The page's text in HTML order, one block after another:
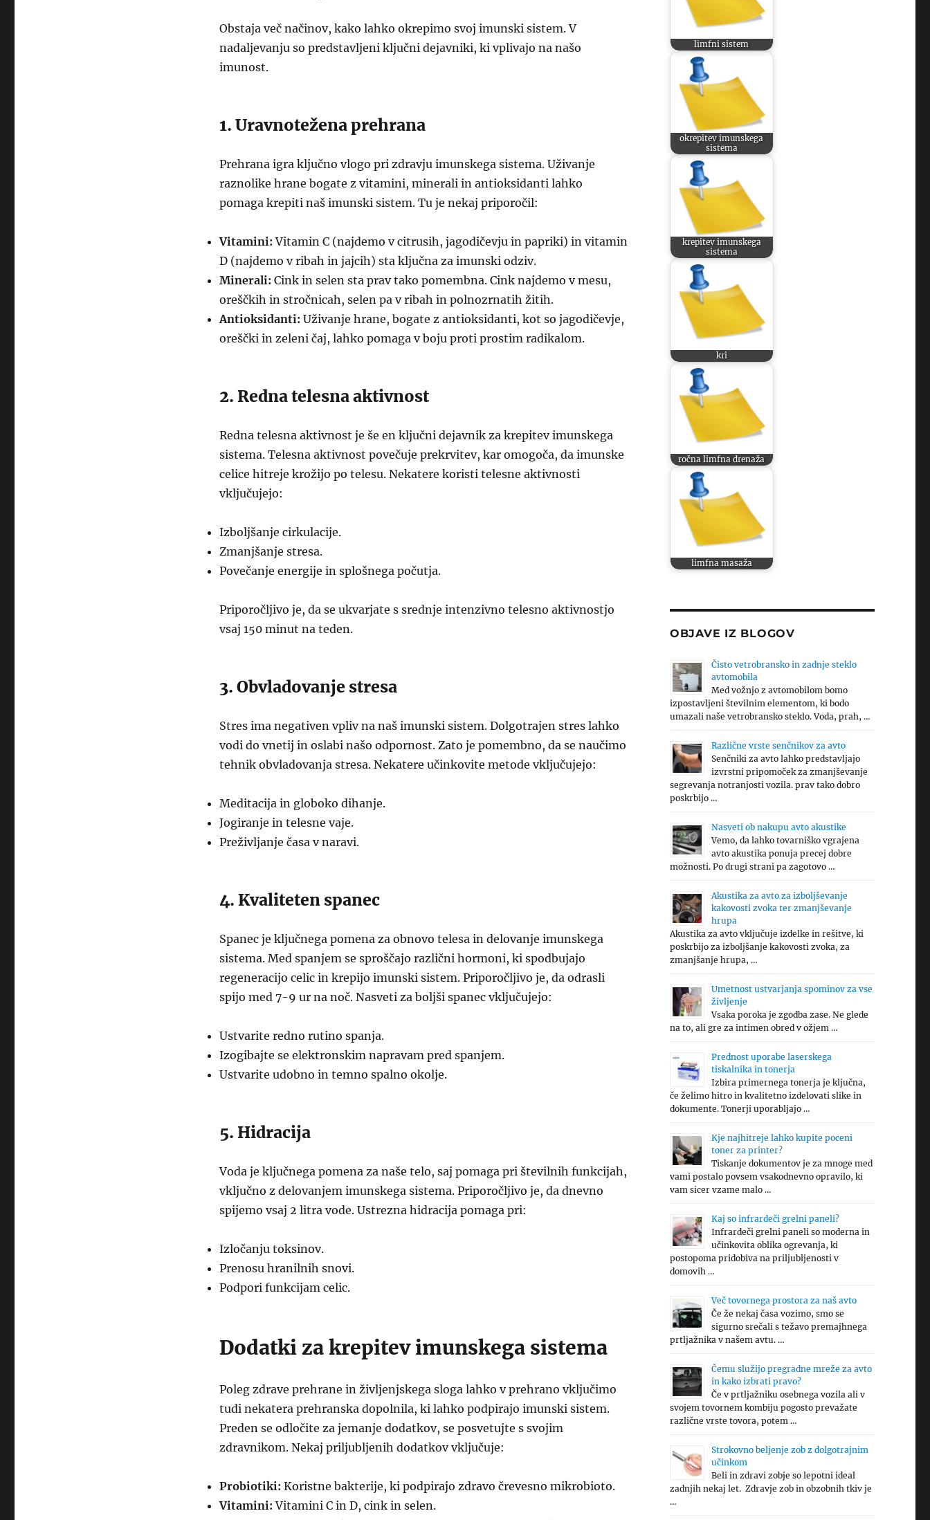
Obstaja več načinov, kako lahko okrepimo svoj imunski sistem. V
nadaljevanju so predstavljeni ključni dejavniki, ki vplivajo na našo
imunost.
1. Uravnotežena prehrana
Prehrana igra ključno vlogo pri zdravju imunskega sistema. Uživanje
raznolike hrane bogate z vitamini, minerali in antioksidanti lahko
pomaga krepiti naš imunski sistem. Tu je nekaj priporočil:
Vitamini: Vitamin C (najdemo v citrusih, jagodičevju in papriki) in vitamin
D (najdemo v ribah in jajcih) sta ključna za imunski odziv.
Minerali: Cink in selen sta prav tako pomembna. Cink najdemo v mesu,
oreščkih in stročnicah, selen pa v ribah in polnozrnatih žitih.
Antioksidanti: Uživanje hrane, bogate z antioksidanti, kot so jagodičevje,
oreščki in zeleni čaj, lahko pomaga v boju proti prostim radikalom.
2. Redna telesna aktivnost
Redna telesna aktivnost je še en ključni dejavnik za krepitev imunskega
sistema. Telesna aktivnost povečuje prekrvitev, kar omogoča, da imunske
celice hitreje krožijo po telesu. Nekatere koristi telesne aktivnosti
vključujejo:
Izboljšanje cirkulacije.
Zmanjšanje stresa.
Povečanje energije in splošnega počutja.
Priporočljivo je, da se ukvarjate s srednje intenzivno telesno aktivnostjo
vsaj 150 minut na teden.
3. Obvladovanje stresa
Stres ima negativen vpliv na naš imunski sistem. Dolgotrajen stres lahko
vodi do vnetij in oslabi našo odpornost. Zato je pomembno, da se naučimo
tehnik obvladovanja stresa. Nekatere učinkovite metode vključujejo:
Meditacija in globoko dihanje.
Jogiranje in telesne vaje.
Preživljanje časa v naravi.
4. Kvaliteten spanec
Spanec je ključnega pomena za obnovo telesa in delovanje imunskega
sistema. Med spanjem se sproščajo različni hormoni, ki spodbujajo
regeneracijo celic in krepijo imunski sistem. Priporočljivo je, da odrasli
spijo med 7-9 ur na noč. Nasveti za boljši spanec vključujejo:
Ustvarite redno rutino spanja.
Izogibajte se elektronskim napravam pred spanjem.
Ustvarite udobno in temno spalno okolje.
5. Hidracija
Voda je ključnega pomena za naše telo, saj pomaga pri številnih funkcijah,
vključno z delovanjem imunskega sistema. Priporočljivo je, da dnevno
spijemo vsaj 2 litra vode. Ustrezna hidracija pomaga pri:
Izločanju toksinov.
Prenosu hranilnih snovi.
Podpori funkcijam celic.
Dodatki za krepitev imunskega sistema
Poleg zdrave prehrane in življenjskega sloga lahko v prehrano vključimo
tudi nekatera prehranska dopolnila, ki lahko podpirajo imunski sistem.
Preden se odločite za jemanje dodatkov, se posvetujte s svojim
zdravnikom. Nekaj priljubljenih dodatkov vključuje:
Probiotiki: Koristne bakterije, ki podpirajo zdravo črevesno mikrobioto.
Vitamini: Vitamini C in D, cink in selen.
limfni sistem
okrepitev imunskega
sistema
krepitev imunskega
sistema
kri
ročna limfna drenaža
limfna masaža
OBJAVE IZ BLOGOV
Čisto vetrobransko in zadnje steklo
avtomobila
Med vožnjo z avtomobilom bomo
izpostavljeni številnim elementom, ki bodo
umazali naše vetrobransko steklo. Voda, prah, …
Različne vrste senčnikov za avto
Senčniki za avto lahko predstavljajo
izvrstni pripomoček za zmanjševanje
segrevanja notranjosti vozila. prav tako dobro
poskrbijo …
Nasveti ob nakupu avto akustike
Vemo, da lahko tovarniško vgrajena
avto akustika ponuja precej dobre
možnosti. Po drugi strani pa zagotovo …
Akustika za avto za izboljševanje
kakovosti zvoka ter zmanjševanje
hrupa
Akustika za avto vključuje izdelke in rešitve, ki
poskrbijo za izboljšanje kakovosti zvoka, za
zmanjšanje hrupa, …
Umetnost ustvarjanja spominov za vse
življenje
Vsaka poroka je zgodba zase. Ne glede
na to, ali gre za intimen obred v ožjem …
Prednost uporabe laserskega
tiskalnika in tonerja
Izbira primernega tonerja je ključna,
če želimo hitro in kvalitetno izdelovati slike in
dokumente. Tonerji uporabljajo …
Kje najhitreje lahko kupite poceni
toner za printer?
Tiskanje dokumentov je za mnoge med
vami postalo povsem vsakodnevno opravilo, ki
vam sicer vzame malo …
Kaj so infrardeči grelni paneli?
Infrardeči grelni paneli so moderna in
učinkovita oblika ogrevanja, ki
postopoma pridobiva na priljubljenosti v
domovih …
Več tovornega prostora za naš avto
Če že nekaj časa vozimo, smo se
sigurno srečali s težavo premajhnega
prtljažnika v našem avtu. …
Čemu služijo pregradne mreže za avto
in kako izbrati pravo?
Če v prtljažniku osebnega vozila ali v
svojem tovornem kombiju pogosto prevažate
različne vrste tovora, potem …
Strokovno beljenje zob z dolgotrajnim
učinkom
Beli in zdravi zobje so lepotni ideal
zadnjih nekaj let. Zdravje zob in obzobnih tkiv je
…